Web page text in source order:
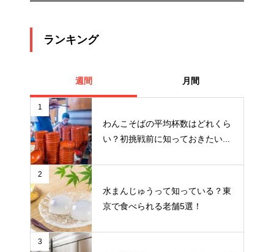
ランキング
週間 月間
1
わんこそばの平均杯数はどれくら
い？初挑戦前に知っておきたい...
2
水まんじゅうって知っている？東
京で食べられる老舗5選！
3